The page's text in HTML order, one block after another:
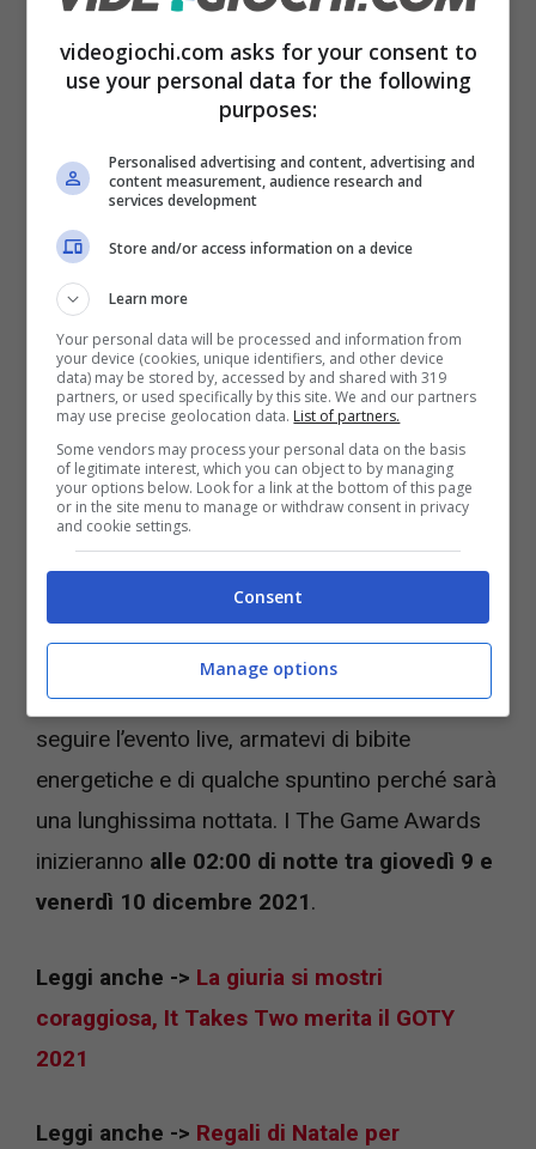
Deathloop
It Takes Two
Metroid Dread
Ratchet & Clank: Rift Apart
Tra questi nomi bisognerà eleggere quello che
rappresenta il miglio gioco di questa annata
videoludica. Ovviamente però non solo GOTY,
anzi. I The Game Awards presenteranno
altre categorie e premi da assegnare, e
ovviamente anche deggli annunci
scoppiettanti, con nuovi trailer e videogiochi
che per la prima volta si mostreranno durante
questa kermesse del videogioco.
Se siete tra i pochi fortunati che riusciranno a
seguire l’evento live, armatevi di bibite
energetiche e di qualche spuntino perché sarà
una lunghissima nottata. I The Game Awards
inizieranno alle 02:00 di notte tra giovedì 9 e
venerdì 10 dicembre 2021.
Leggi anche -> La giuria si mostri
coraggiosa, It Takes Two merita il GOTY
2021
Leggi anche -> Regali di Natale per
videogiochi.com asks for your consent to
use your personal data for the following
purposes:
Personalised advertising and content, advertising and
content measurement, audience research and
services development
Store and/or access information on a device
Learn more
Your personal data will be processed and information from
your device (cookies, unique identifiers, and other device
data) may be stored by, accessed by and shared with 319
partners, or used specifically by this site. We and our partners
may use precise geolocation data. List of partners.
Some vendors may process your personal data on the basis
of legitimate interest, which you can object to by managing
your options below. Look for a link at the bottom of this page
or in the site menu to manage or withdraw consent in privacy
and cookie settings.
Consent
Manage options